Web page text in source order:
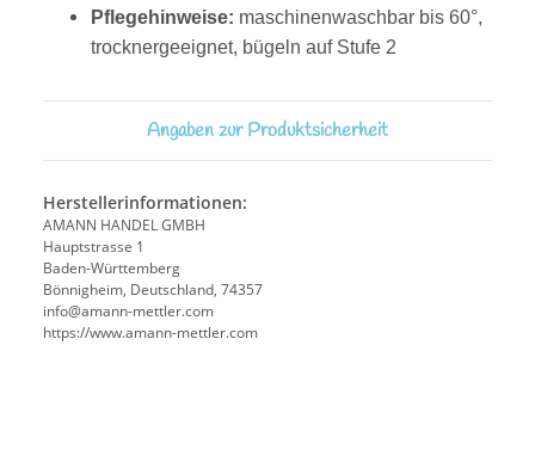
Pflegehinweise: maschinenwaschbar bis 60°,
trocknergeeignet, bügeln auf Stufe 2
Angaben zur Produktsicherheit
Herstellerinformationen:
AMANN HANDEL GMBH
Hauptstrasse 1
Baden-Württemberg
Bönnigheim, Deutschland, 74357
info@amann-mettler.com
https://www.amann-mettler.com